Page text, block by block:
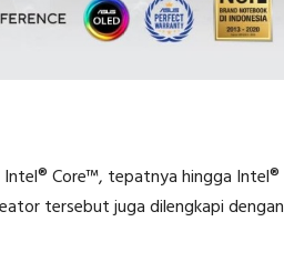
Intel® Core™, tepatnya hingga Intel®
tersebut juga dilengkapi dengan